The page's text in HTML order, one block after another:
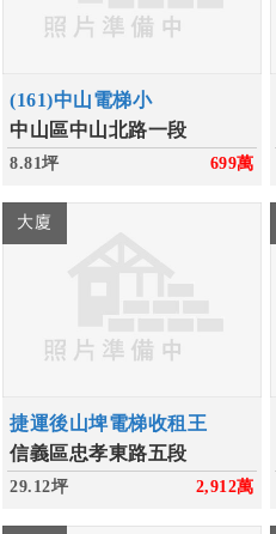
(161)中山電梯小
中山區中山北路一段
8.81坪 699萬
大廈
捷運後山埤電梯收租王
信義區忠孝東路五段
29.12坪 2,912萬